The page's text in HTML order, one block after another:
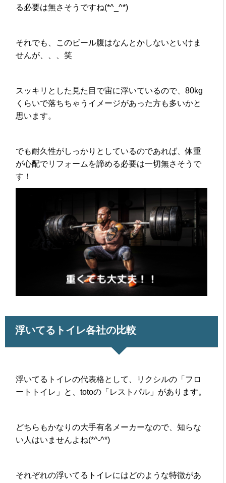
る必要は無さそうですね(*^_^*)
それでも、このビール腹はなんとかしないといけま
せんが、、、笑
スッキリとした見た目で宙に浮いているので、80kg
くらいで落ちちゃうイメージがあった方も多いかと
思います。
でも耐久性がしっかりとしているのであれば、体重
が心配でリフォームを諦める必要は一切無さそうで
す！
浮いてるトイレ各社の比較
浮いてるトイレの代表格として、リクシルの「フロ
ートトイレ」と、totoの「レストパル」があります。
どちらもかなりの大手有名メーカーなので、知らな
い人はいませんよね(*^-^*)
それぞれの浮いてるトイレにはどのような特徴があ